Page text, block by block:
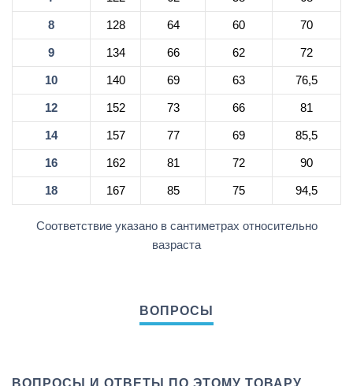
8 128 64 60 70
9 134 66 62 72
10 140 69 63 76,5
12 152 73 66 81
14 157 77 69 85,5
16 162 81 72 90
18 167 85 75 94,5
Соответствие указано в сантиметрах относительно
вазраста
ВОПРОСЫ И ОТВЕТЫ ПО ЭТОМУ ТОВАРУ